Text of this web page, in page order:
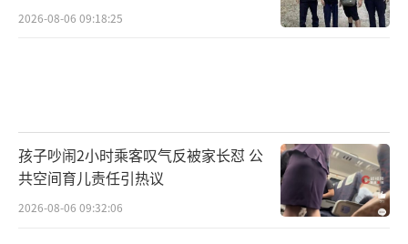
2026-08-06 09:18:25
孩子吵闹2小时乘客叹气反被家长怼 公
共空间育儿责任引热议
2026-08-06 09:32:06